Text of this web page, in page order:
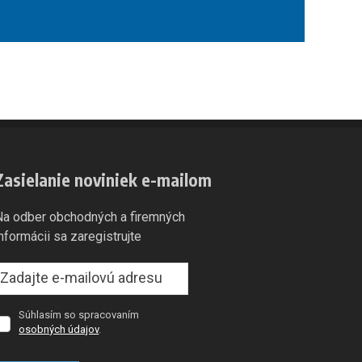
noviniek e-mailom
odber obchodných a firemných
sa zaregistrujte
Súhlasím
Súhlasím so spracovaním
osobných údajov.